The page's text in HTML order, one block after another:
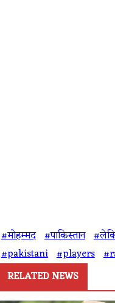
#मोहम्मद #पाकिस्तान
#pakistani #players
RELATED NEWS